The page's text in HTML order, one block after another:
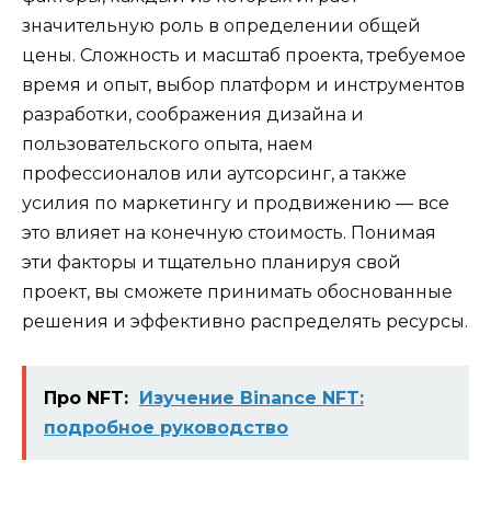
значительную роль в определении общей
цены. Сложность и масштаб проекта, требуемое
время и опыт, выбор платформ и инструментов
разработки, соображения дизайна и
пользовательского опыта, наем
профессионалов или аутсорсинг, а также
усилия по маркетингу и продвижению — все
это влияет на конечную стоимость. Понимая
эти факторы и тщательно планируя свой
проект, вы сможете принимать обоснованные
решения и эффективно распределять ресурсы.
Про NFT: Изучение Binance NFT:
подробное руководство